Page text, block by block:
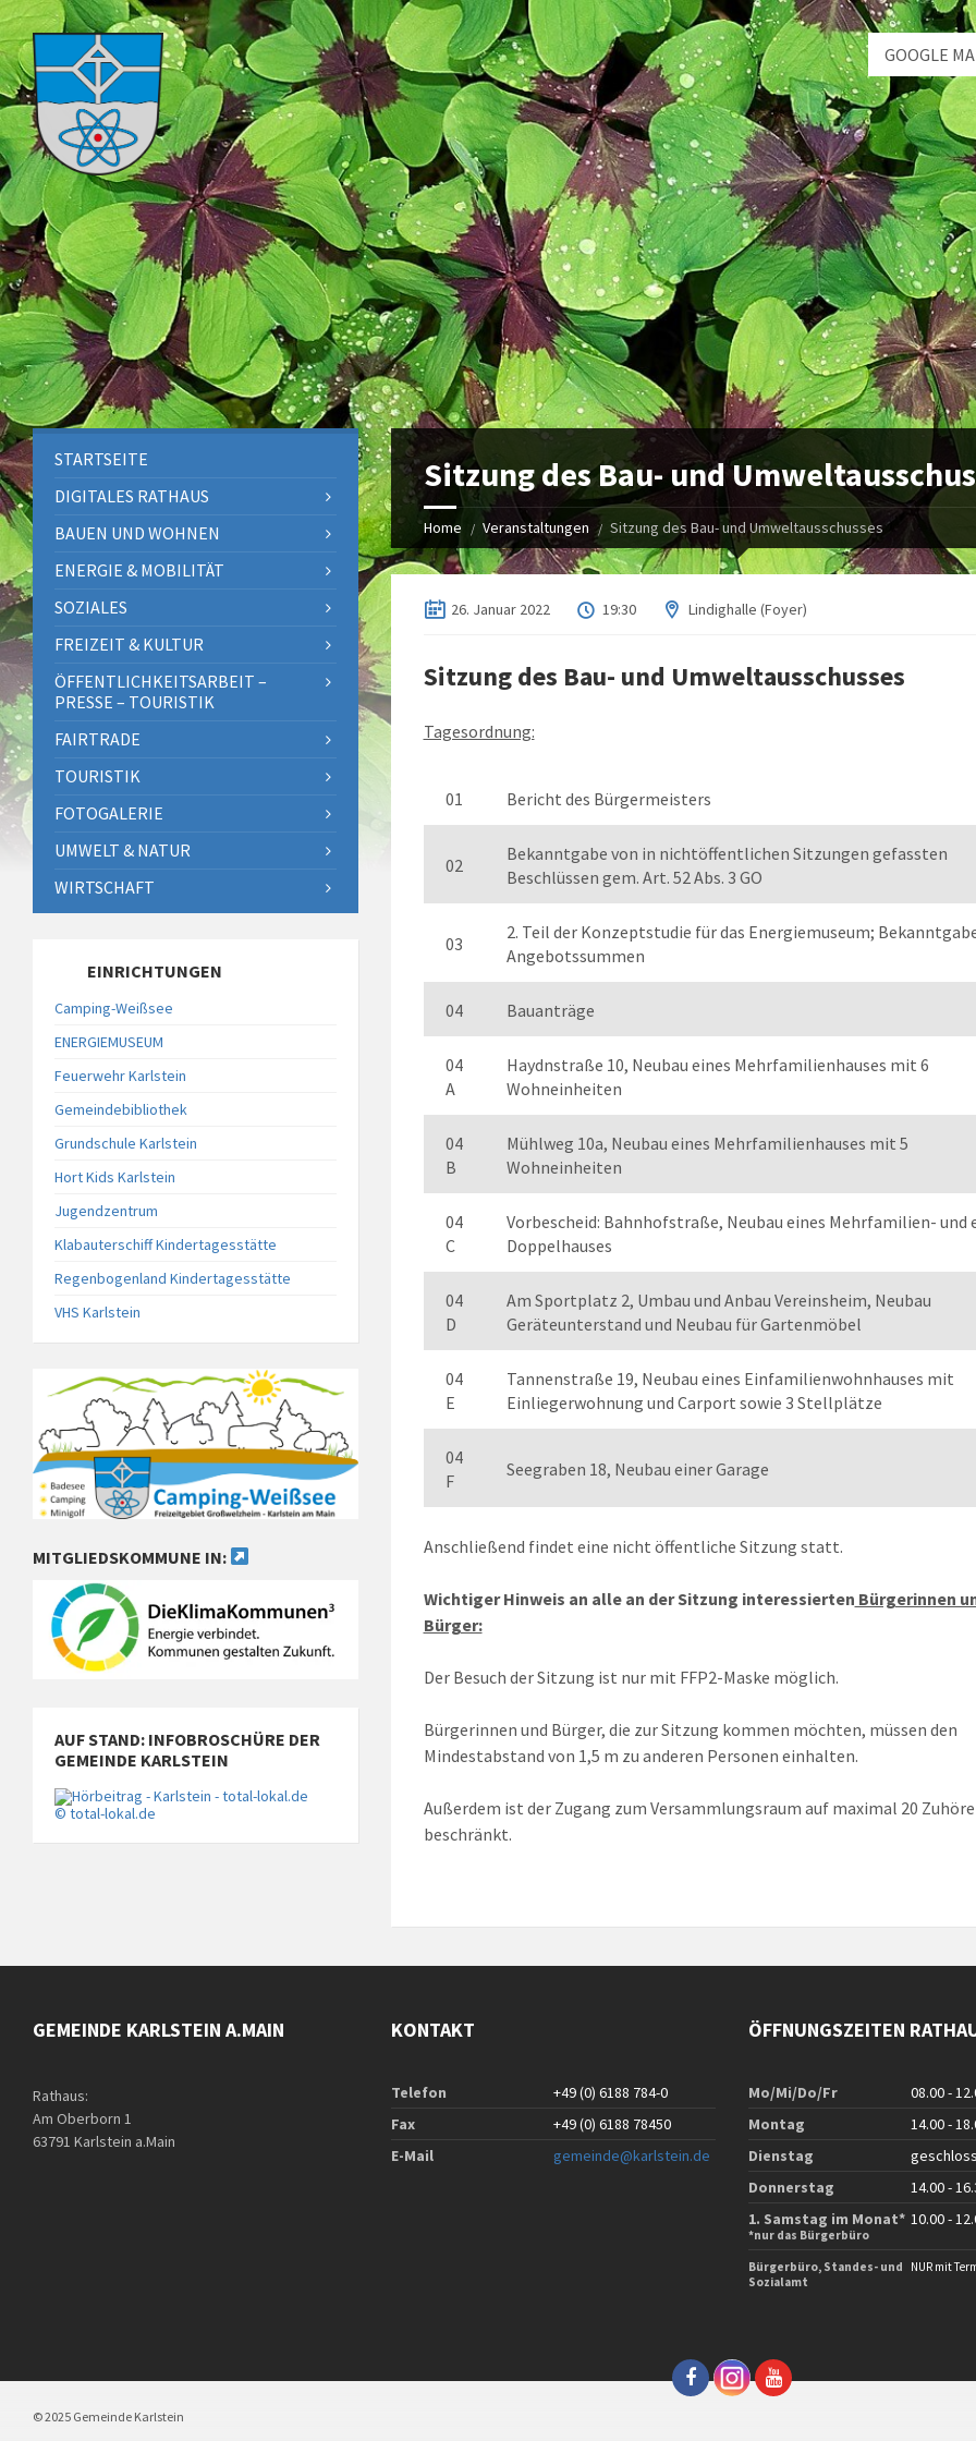
GOOGLE
Sitzung des Bau- und
Home Veranstaltungen Sitzung des Bau- und Umweltausschusses
26. Januar 2022 19:30 Lindighalle (Foyer)
Sitzung des Bau- und Umweltausschusses
Tagesordnung:
01 Bericht des Bürgermeisters
02
Bekanntgabe von in nichtöffentlichen Sitzungen gefassten
Beschlüssen gem. Art. 52 Abs. 3 GO
03
2. Teil der Konzeptstudie für das Energiemuseum;
Angebotssummen
04 Bauanträge
04
A
Haydnstraße 10, Neubau eines Mehrfamilienhauses mit 6
Wohneinheiten
04
B
Mühlweg 10a, Neubau eines Mehrfamilienhauses mit 5
Wohneinheiten
04
C
Vorbescheid: Bahnhofstraße, Neubau eines Mehrfamilien- und
Doppelhauses
04
D
Am Sportplatz 2, Umbau und Anbau Vereinsheim, Neubau
Geräteunterstand und Neubau für Gartenmöbel
04
E
Tannenstraße 19, Neubau eines Einfamilienwohnhauses mit
Einliegerwohnung und Carport sowie 3 Stellplätze
04
F
Seegraben 18, Neubau einer Garage
Anschließend findet eine nicht öffentliche Sitzung statt.
Wichtiger Hinweis an alle an der Sitzung interessierten Bürgerinnen
Bürger:
Der Besuch der Sitzung ist nur mit FFP2-Maske möglich.
Bürgerinnen und Bürger, die zur Sitzung kommen möchten, müssen den
Mindestabstand von 1,5 m zu anderen Personen einhalten.
Außerdem ist der Zugang zum Versammlungsraum auf maximal 20
beschränkt.
STARTSEITE
DIGITALES RATHAUS
BAUEN UND WOHNEN
ENERGIE & MOBILITÄT
SOZIALES
FREIZEIT & KULTUR
ÖFFENTLICHKEITSARBEIT –
PRESSE – TOURISTIK
FAIRTRADE
TOURISTIK
FOTOGALERIE
UMWELT & NATUR
WIRTSCHAFT
EINRICHTUNGEN
Camping-Weißsee
ENERGIEMUSEUM
Feuerwehr Karlstein
Gemeindebibliothek
Grundschule Karlstein
Hort Kids Karlstein
Jugendzentrum
Klabauterschiff Kindertagesstätte
Regenbogenland Kindertagesstätte
VHS Karlstein
MITGLIEDSKOMMUNE IN:
AUF STAND: INFOBROSCHÜRE DER
GEMEINDE KARLSTEIN
© total-lokal.de
GEMEINDE KARLSTEIN A.MAIN
Rathaus:
Am Oberborn 1
63791 Karlstein a.Main
KONTAKT
Telefon
+49 (0) 6188 784-0
Fax
+49 (0) 6188 78450
E-Mail
gemeinde@karlstein.de
ÖFFNUNGSZEITEN
Mo/Mi/Do/Fr
08.00 -
Montag
14.00 -
Dienstag
Donnerstag
14.00 -
1. Samstag im Monat*
*nur das Bürgerbüro
10.00 -
Bürgerbüro, Standes- und
Sozialamt
NUR mit
© 2025 Gemeinde Karlstein